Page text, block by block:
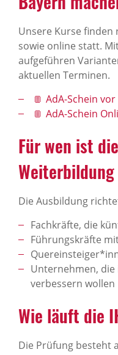
Unsere Kurse finden
sowie online statt.
aufgeführen
aktuellen Terminen.
AdA-Schein
AdA-Schein
Für wen ist
Die Ausbildung
Fachkräfte, die
Führungskräfte
Unternehmen,
verbessern wollen
Wie läuft die
Die Prüfung besteht